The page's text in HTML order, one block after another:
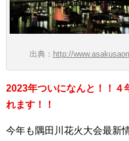
出典： http://
2023年ついになんと！！４
れます！！
今年も隅田川花火大会最新